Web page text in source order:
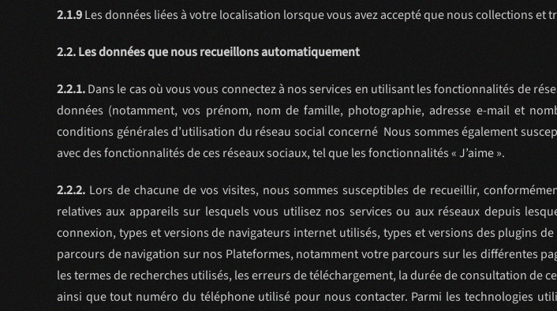
2.1.9Les données liées à votre localisation lorsque vous avez accepté que nous collections et
2.2. Les données que nous recueillons automatiquement
2.2.1.Dans le cas où vous vous connectez à nos services en utilisant les fonctionnalités de
données (notamment, vos prénom, nom de famille, photographie, adresse e-mail et
conditions générales d’utilisation du réseau social concerné Nous sommes également
avec des fonctionnalités de ces réseaux sociaux, tel que les fonctionnalités « J’aime ».
2.2.2. Lors de chacune de vos visites, nous sommes susceptibles de recueillir,
relatives aux appareils sur lesquels vous utilisez nos services ou aux réseaux depuis
connexion, types et versions de navigateurs internet utilisés, types et versions des plugins
parcours de navigation sur nos Plateformes, notamment votre parcours sur les différentes
les termes de recherches utilisés, les erreurs de téléchargement, la durée de consultation de
ainsi que tout numéro du téléphone utilisé pour nous contacter. Parmi les technologies